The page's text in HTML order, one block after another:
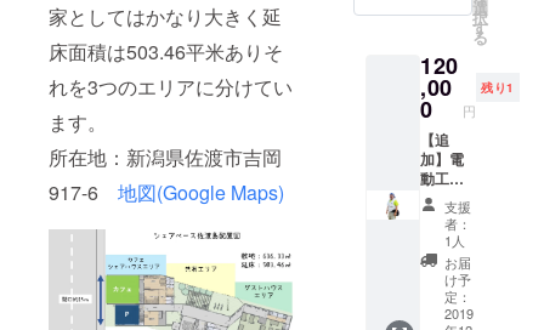
家としてはかなり大きく延
床面積は503.46平米ありそ
れを3つのエリアに分けてい
ます。
所在地：新潟県佐渡市吉岡
917-6 地図(Google Maps)
佐渡
滞在可
能です
のでご
相談い
ただき
調整を
させて
くださ
い。
【必須
事項】
作業中
のケガ
につい
ご用意
くださ
い。
の家で
も20人
程度で
あれば
可能で
す。交
通費は
別途ご
用意下
さい。
日程等
別途事
前にご
相談く
以外な
しま
す！よ
ろしく
お願い
いたし
ます！
実施地
が関東
または
新潟以
外の場
合は交
通費は
ご負担
選
択
す
る
120
,00
0 円
残り1
【追
加】電
動工具
貸し出
し＋工
具2日間
DIYの指
導やお
手伝い
をしま
支援
者：
1人
お届
け予
定：
2019